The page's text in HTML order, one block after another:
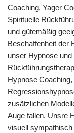
Coaching, Yager
Spirituelle
und gütemäßig
Beschaffenheit der
unser Hypnose und
Hypnose
zusätzlichen
Auge fallen. Unsre
visuell